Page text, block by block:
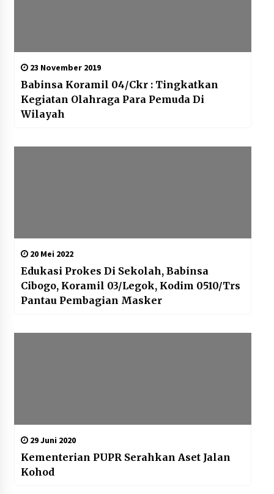
23 November 2019
Babinsa Koramil 04/Ckr : Tingkatkan
Kegiatan Olahraga Para Pemuda Di
Wilayah
20 Mei 2022
Edukasi Prokes Di Sekolah, Babinsa
Cibogo, Koramil 03/Legok, Kodim 0510/Trs
Pantau Pembagian Masker
29 Juni 2020
Kementerian PUPR Serahkan Aset Jalan
Kohod